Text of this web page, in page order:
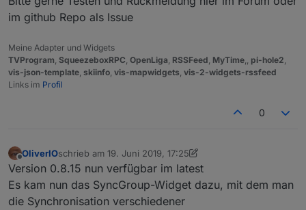
im github Repo als Issue
Meine Adapter und Widgets
TVProgram SqueezeboxRPC OpenLiga RSSFeed MyTime pi-hole2
vis-json-template skiinfo vis-mapwidgets vis-2-widgets-rssfeed
Links im Profil
0
Offline
OliverIOschrieb am 19. Juni 2019, 17:25
zuletzt editiert von OliverIO
Version 0.8.15 nun verfügbar im latest
Es kam nun das SyncGroup-Widget dazu, mit dem man
die Synchronisation verschiedener